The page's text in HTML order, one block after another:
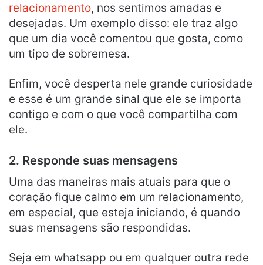
relacionamento, nos sentimos amadas e
desejadas. Um exemplo disso: ele traz algo
que um dia você comentou que gosta, como
um tipo de sobremesa.
Enfim, você desperta nele grande curiosidade
e esse é um grande sinal que ele se importa
contigo e com o que você compartilha com
ele.
2. Responde suas mensagens
Uma das maneiras mais atuais para que o
coração fique calmo em um relacionamento,
em especial, que esteja iniciando, é quando
suas mensagens são respondidas.
Seja em whatsapp ou em qualquer outra rede